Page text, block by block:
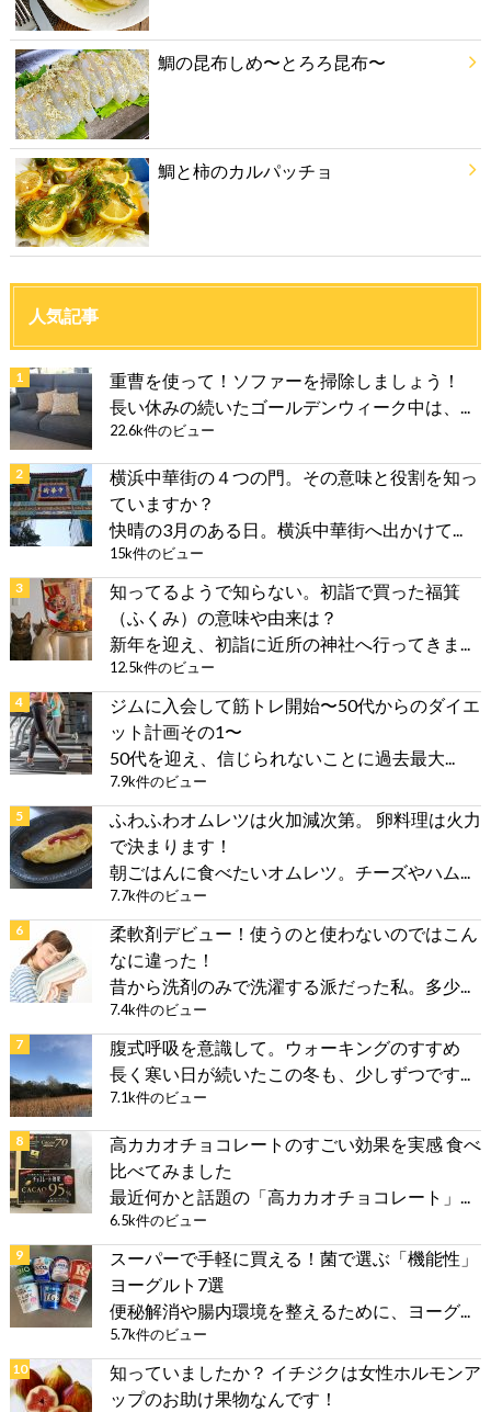
鯛の昆布しめ〜とろろ昆布〜
鯛と柿のカルパッチョ
人気記事
重曹を使って！ソファーを掃除しましょう！
長い休みの続いたゴールデンウィーク中は、...
22.6k件のビュー
横浜中華街の４つの門。その意味と役割を知っ
ていますか？
快晴の3月のある日。横浜中華街へ出かけて...
15k件のビュー
知ってるようで知らない。初詣で買った福箕
（ふくみ）の意味や由来は？
新年を迎え、初詣に近所の神社へ行ってきま...
12.5k件のビュー
ジムに入会して筋トレ開始〜50代からのダイエ
ット計画その1〜
50代を迎え、信じられないことに過去最大...
7.9k件のビュー
ふわふわオムレツは火加減次第。 卵料理は火力
で決まります！
朝ごはんに食べたいオムレツ。チーズやハム...
7.7k件のビュー
柔軟剤デビュー！使うのと使わないのではこん
なに違った！
昔から洗剤のみで洗濯する派だった私。多少...
7.4k件のビュー
腹式呼吸を意識して。ウォーキングのすすめ
長く寒い日が続いたこの冬も、少しずつです...
7.1k件のビュー
高カカオチョコレートのすごい効果を実感 食べ
比べてみました
最近何かと話題の「高カカオチョコレート」...
6.5k件のビュー
スーパーで手軽に買える！菌で選ぶ「機能性」
ヨーグルト7選
便秘解消や腸内環境を整えるために、ヨーグ...
5.7k件のビュー
知っていましたか？ イチジクは女性ホルモンア
ップのお助け果物なんです！